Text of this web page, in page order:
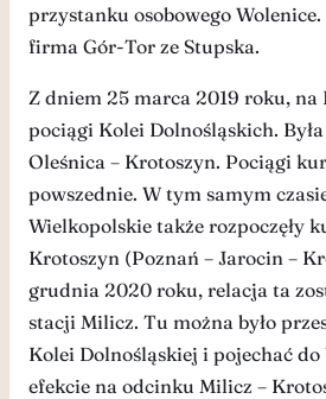
przystanku osobowego
firma Gór-Tor ze Stupska.
Z dniem 25 marca 2019 roku, na
pociągi Kolei Dolnośląskich.
Oleśnica – Krotoszyn. Pociągi
powszednie. W tym samym
Wielkopolskie także rozpoczęły
Krotoszyn (Poznań – Jarocin –
grudnia 2020 roku, relacja ta
stacji Milicz. Tu można było
Kolei Dolnośląskiej i pojechać do
efekcie na odcinku Milicz –